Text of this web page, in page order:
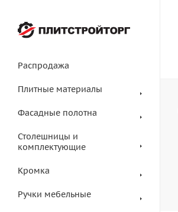
Распродажа
Плитные материалы
Фасадные полотна
Столешницы и
комплектующие
Кромка
Ручки мебельные